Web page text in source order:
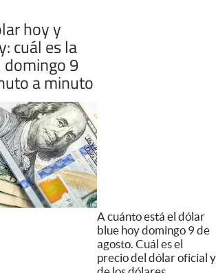
hoy y
cuál es la
domingo 9
a minuto
A cuánto está el dólar
blue hoy domingo 9 de
agosto. Cuál es el
precio del dólar oficial y